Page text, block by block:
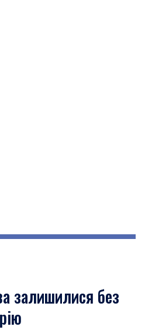
залишилися без